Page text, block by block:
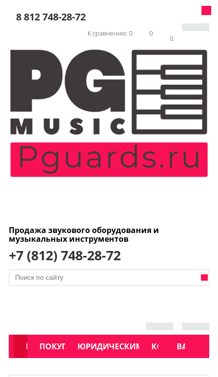
8 812 748-28-72
0
0
К сравнению: 0
Продажа звукового оборудования и
музыкальных инструментов
+7 (812) 748-28-72
АКЦИИ
КАТАЛОГ
ПОКУПАТЕЛЯМЮРИДИЧЕСКИМ ЛИЦАМКОНТАКТЫ
УСЛУГИ